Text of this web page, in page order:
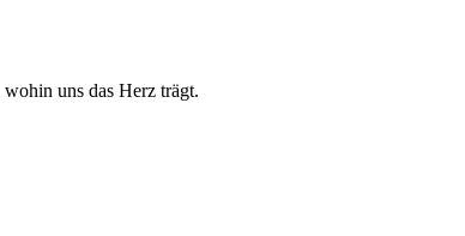
uns das Herz trägt.